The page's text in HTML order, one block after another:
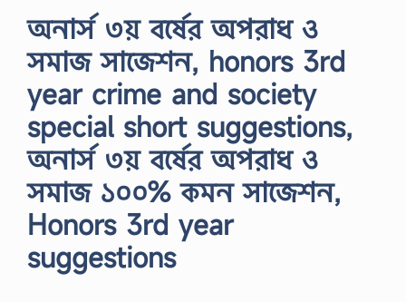
অনার্স ৩য় বর্ষের অপরাধ ও
সমাজ সাজেশন, honors 3rd
year crime and society
special short suggestions,
অনার্স ৩য় বর্ষের অপরাধ ও
সমাজ ১০০% কমন সাজেশন,
Honors 3rd year
suggestions